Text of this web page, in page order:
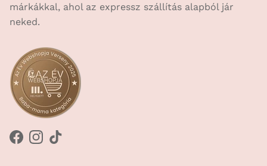
márkákkal, ahol az expressz szállítás alapból jár
neked.
Facebook
Instagram
TikTok